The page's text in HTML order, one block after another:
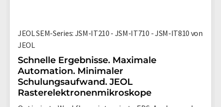
JEOL SEM-Series: JSM-IT210 - JSM-IT710 - JSM-IT810 von
JEOL
Schnelle Ergebnisse. Maximale
Automation. Minimaler
Schulungsaufwand. JEOL
Rasterelektronenmikroskope